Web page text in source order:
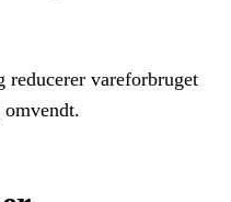
reducerer vareforbruget
omvendt.